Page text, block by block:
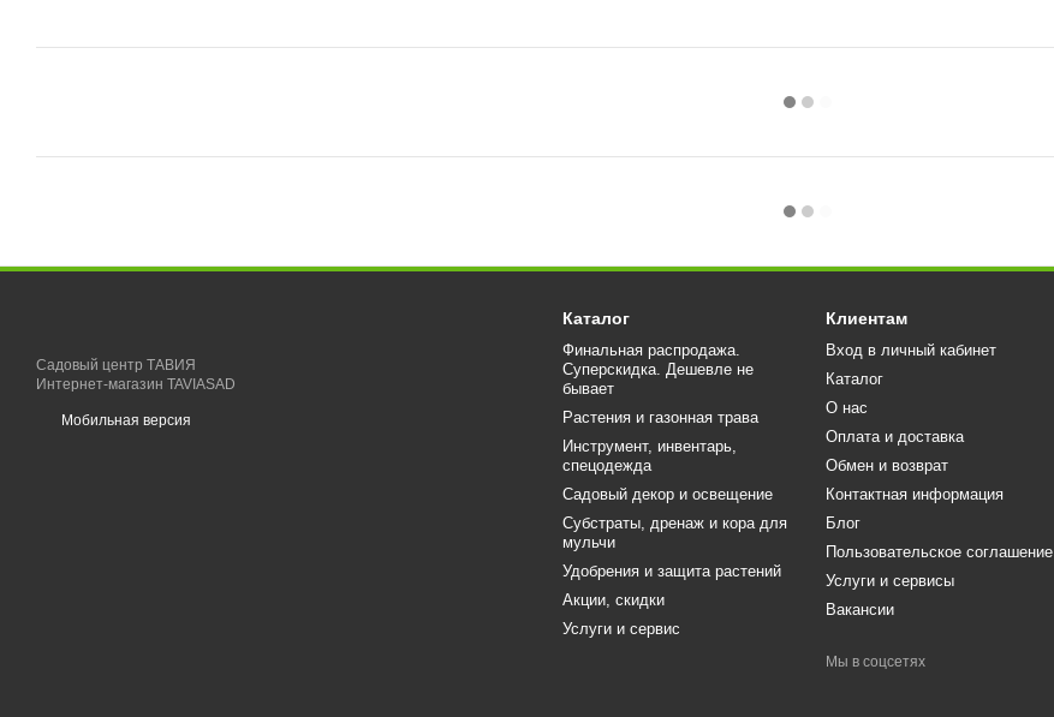
Садовый центр ТАВИЯ
Интернет-магазин TAVIASAD
Мобильная версия
Каталог
Финальная распродажа.
Суперскидка. Дешевле не
бывает
Растения и газонная трава
Инструмент, инвентарь,
спецодежда
Садовый декор и освещение
Субстраты, дренаж и кора для
мульчи
Удобрения и защита растений
Акции, скидки
Услуги и сервис
Клиентам
Вход в личный кабинет
Каталог
О нас
Оплата и доставка
Обмен и возврат
Контактная информация
Блог
Пользовательское соглашение
Услуги и сервисы
Вакансии
Мы в соцсетях